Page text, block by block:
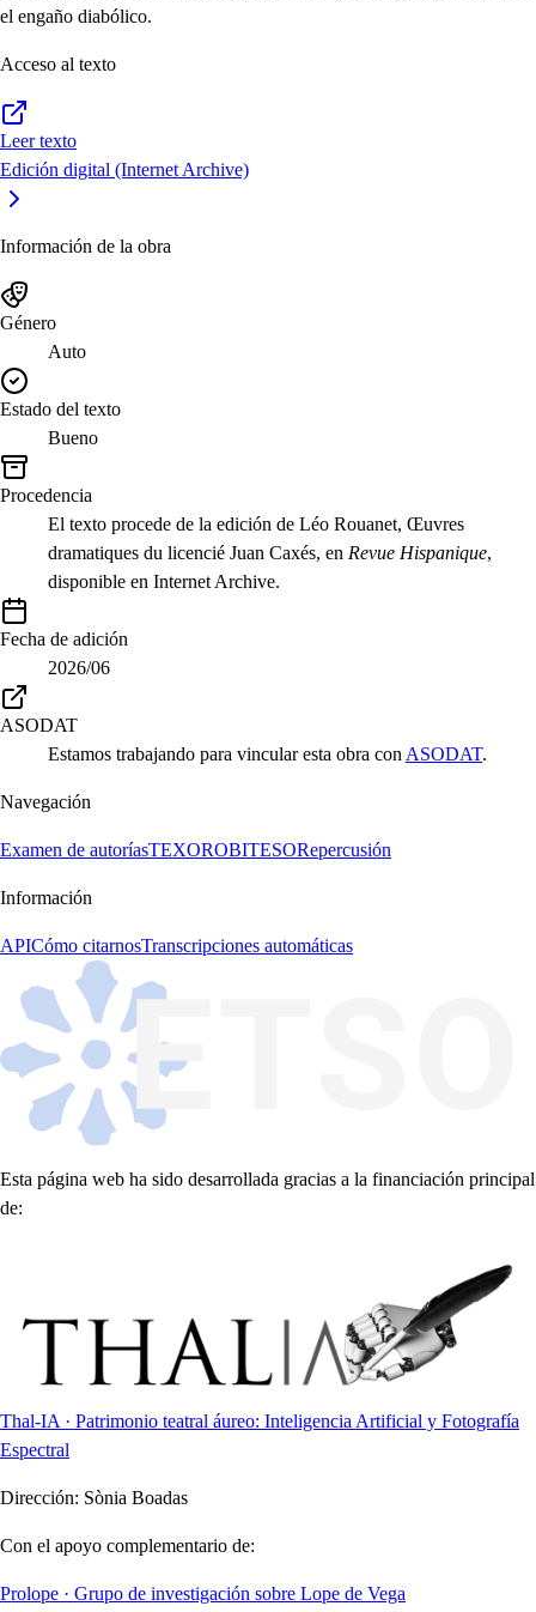
el engaño diabólico.
Acceso al texto
Leer texto
Edición digital (Internet Archive)
Información de la obra
Género
Auto
Estado del texto
Bueno
Procedencia
El texto procede de la edición de Léo Rouanet, Œuvres
dramatiques du licencié Juan Caxés, en Revue Hispanique,
disponible en Internet Archive.
Fecha de adición
2026/06
ASODAT
Estamos trabajando para vincular esta obra con ASODAT.
Navegación
Examen de autoríasTEXOROBITESORepercusión
Información
APICómo citarnosTranscripciones automáticas
Esta página web ha sido desarrollada gracias a la financiación principal
de:
Thal-IA · Patrimonio teatral áureo: Inteligencia Artificial y Fotografía
Espectral
Dirección: Sònia Boadas
Con el apoyo complementario de:
Prolope · Grupo de investigación sobre Lope de Vega